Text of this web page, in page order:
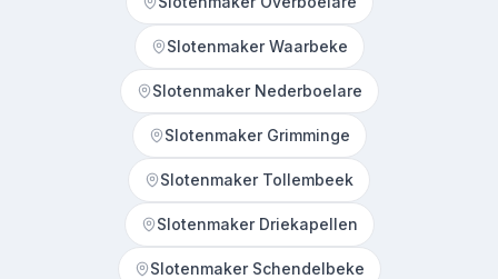
Slotenmaker Waarbeke
Slotenmaker Nederboelare
Slotenmaker Grimminge
Slotenmaker Tollembeek
Slotenmaker Driekapellen
Slotenmaker Schendelbeke